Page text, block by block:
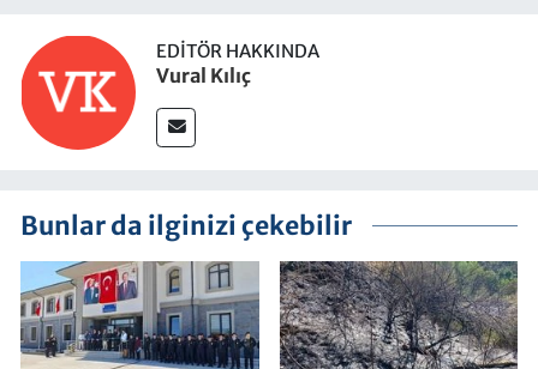
EDITÖR HAKKINDA
Vural Kılıç
Bunlar da ilginizi çekebilir